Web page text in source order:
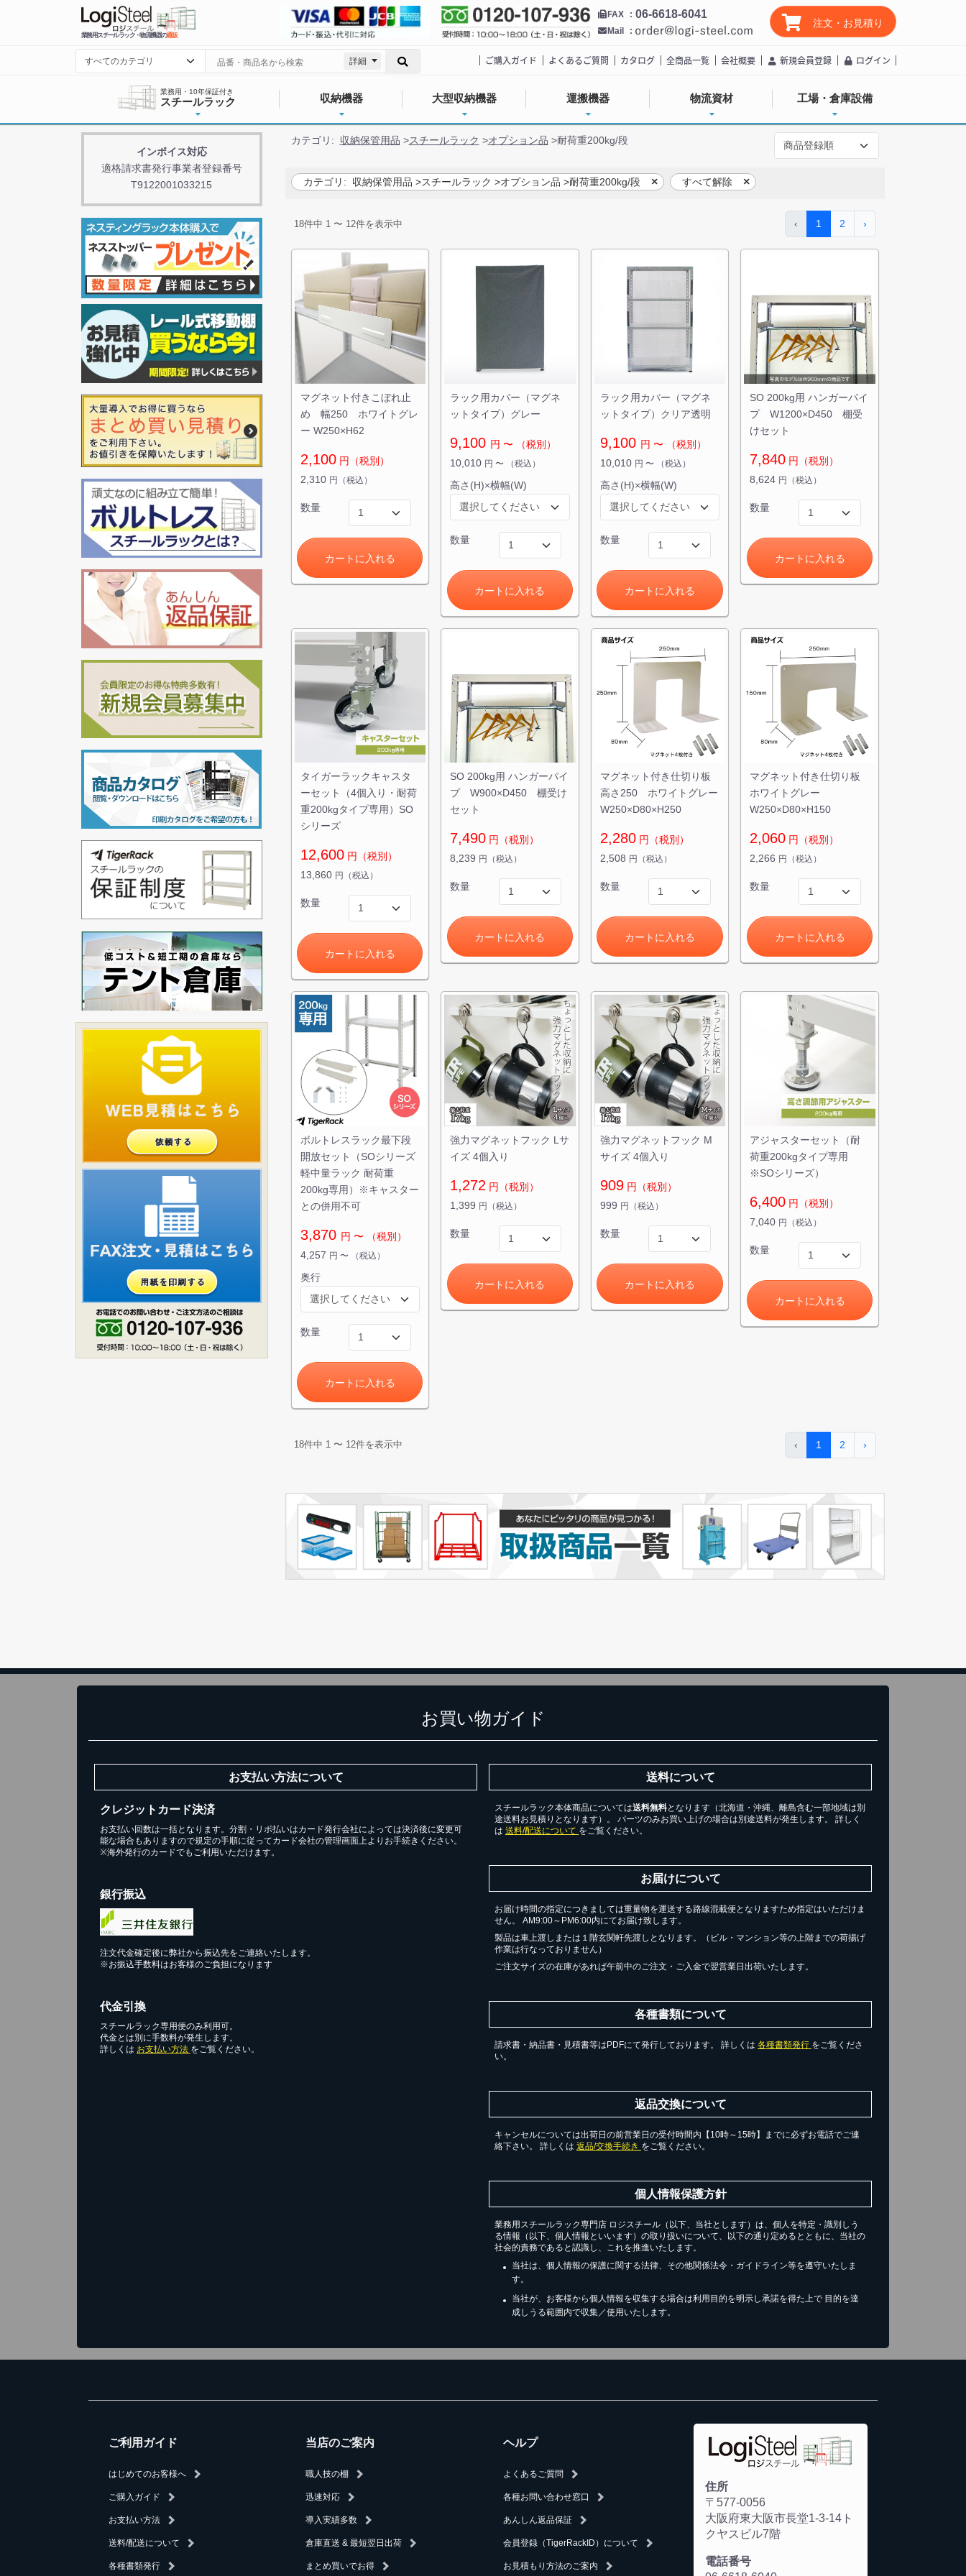
業務用スチールラック・物流機器の通販
詳細
FAX 06-6618-6041
Mail
注文・お見積り
ご購入ガイド よくあるご質問 カタログ 全商品一覧 会社概要 新規会員登録 ログイン
業務用・10年保証付き
スチールラック 収納機器 大型収納機器 運搬機器 物流資材 工場・倉庫設備
インボイス対応
適格請求書発行事業者登録番号
T9122001033215
カテゴリ: 収納保管用品 >スチールラック >オプション品 >耐荷重200kg/段
カテゴリ: 収納保管用品 >スチールラック >オプション品 >耐荷重200kg/段 すべて解除
18件中 1 〜 12件を表示中 ‹ 1 2 ›
マグネット付きこぼれ止
め 幅250 ホワイトグレ
ー W250×H62
2,100円（税別）
2,310 円（税込）
数量
カートに入れる
ラック用カバー（マグネ
ットタイプ）グレー
9,100 円 〜
（税別）
10,010 円〜 （税込）
高さ(H)×横幅(W)
数量
カートに入れる
ラック用カバー（マグネ
ットタイプ）クリア透明
9,100 円 〜
（税別）
10,010 円 〜 （税込）
高さ(H)×横幅(W)
数量
カートに入れる
SO 200kg用 ハンガーパイ
プ W1200×D450 棚受
けセット
7,840 円（税別）
8,624 円（税込）
数量
カートに入れる
タイガーラックキャスタ
ーセット（4個入り・耐荷
重200kgタイプ専用）SO
シリーズ
12,600円（税別）
13,860 円（税込）
数量
カートに入れる
SO 200kg用 ハンガーパイ
プ W900×D450 棚受け
セット
7,490 円（税別）
8,239 円（税込）
数量
カートに入れる
マグネット付き仕切り板
高さ250 ホワイトグレー
W250×D80×H250
2,280円（税別）
2,508 円（税込）
数量
カートに入れる
マグネット付き仕切り板
ホワイトグレー
W250×D80×H150
2,060 円（税別）
2,266 円（税込）
数量
カートに入れる
ボルトレスラック最下段
開放セット（SOシリーズ
軽中量ラック 耐荷重
200kg専用）※キャスター
との併用不可
3,870 円 〜
（税別）
4,257 円 〜 （税込）
奥行
数量
カートに入れる
強力マグネットフック Lサ
イズ 4個入り
1,272 円（税別）
1,399 円（税込）
数量
カートに入れる
強力マグネットフック M
サイズ 4個入り
909円（税別）
999 円（税込）
数量
カートに入れる
アジャスターセット（耐
荷重200kgタイプ専用
※SOシリーズ）
6,400 円（税別）
7,040 円（税込）
数量
カートに入れる
18件中 1〜 12件を表示中 ‹ 1 2 ›
お買い物ガイド
お支払い方法について
クレジットカード決済
お支払い回数は一括となります。分割・リボ払いはカード発行会社によっては決済後に変更可
能な場合もありますので規定の手順に従ってカード会社の管理画面上よりお手続きください。
※海外発行のカードでもご利用いただけます。
銀行振込
注文代金確定後に弊社から振込先をご連絡いたします。
※お振込手数料はお客様のご負担になります
代金引換
スチールラック専用便のみ利用可。
代金とは別に手数料が発生します。
詳しくは お支払い方法 をご覧ください。
送料について
スチールラック本体商品については送料無料となります（北海道・沖縄、離島含む一部地域は別
途送料お見積りとなります）。 パーツのみお買い上げの場合は別途送料が発生します。 詳しく
は 送料/配送について をご覧ください。
お届けについて
お届け時間の指定につきましては重量物を運送する路線混載便となりますため指定はいただけま
せん。 AM9:00～PM6:00内にてお届け致します。
製品は車上渡しまたは１階玄関軒先渡しとなります。（ビル・マンション等の上階までの荷揚げ
作業は行なっておりません）
ご注文サイズの在庫があれば午前中のご注文・ご入金で翌営業日出荷いたします。
各種書類について
請求書・納品書・見積書等はPDFにて発行しております。 詳しくは 各種書類発行 をご覧くださ
い。
返品交換について
キャンセルについては出荷日の前営業日の受付時間内【10時～15時】までに必ずお電話でご連
絡下さい。 詳しくは 返品/交換手続き をご覧ください。
個人情報保護方針
業務用スチールラック専門店 ロジスチール（以下、当社とします）は、個人を特定・識別しう
る情報（以下、個人情報といいます）の取り扱いについて、以下の通り定めるとともに、当社の
社会的責務であると認識し、これを推進いたします。
当社は、個人情報の保護に関する法律、その他関係法令・ガイドライン等を遵守いたしま
す。
当社が、お客様から個人情報を収集する場合は利用目的を明示し承諾を得た上で 目的を達
成しうる範囲内で収集／使用いたします。
ご利用ガイド
はじめてのお客様へ
ご購入ガイド
お支払い方法
送料/配送について
各種書類発行
当店のご案内
職人技の棚
迅速対応
導入実績多数
倉庫直送 & 最短翌日出荷
まとめ買いでお得
ヘルプ
よくあるご質問
各種お問い合わせ窓口
あんしん返品保証
会員登録（TigerRackID）について
お見積もり方法のご案内
住所
〒577-0056
大阪府東大阪市長堂1-3-14ト
クヤスビル7階
電話番号
スチールラック3台以上の場合、見積書にてお値引き保証いたします！
1台でも大量導入でも無料お見積・ご注文を受け付けております(安心保証付き)
カートへ進む
無料お見積する
お買い物を続ける